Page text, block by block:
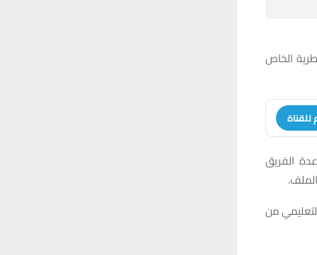
الخاص
للقناة
الفريق
من